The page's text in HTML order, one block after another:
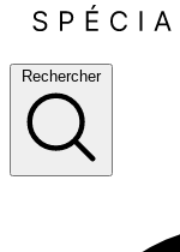
Rechercher